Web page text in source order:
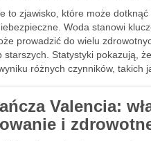
to zjawisko, które może
Woda stanowi
prowadzić do wielu
starszych. Statystyki pokazują,
różnych czynników, takich
Valencia:
i